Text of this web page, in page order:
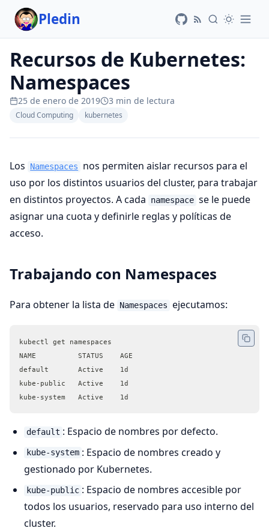
Pledin
Recursos de Kubernetes:
Namespaces
25 de enero de 2019 3 min de lectura
Cloud Computing kubernetes
Los Namespaces
nos permiten aislar recursos para el
uso por los distintos usuarios del cluster, para trabajar
en distintos proyectos. A cada
namespace se le puede
asignar una cuota y definirle reglas y políticas de
acceso.
Trabajando con Namespaces
Para obtener la lista de Namespaces ejecutamos:
kubectl get namespaces
NAME          STATUS    AGE
default       Active    1d
kube-public   Active    1d
kube-system   Active    1d
default : Espacio de nombres por defecto.
kube-system : Espacio de nombres creado y
gestionado por Kubernetes.
kube-public : Espacio de nombres accesible por
todos los usuarios, reservado para uso interno del
cluster.